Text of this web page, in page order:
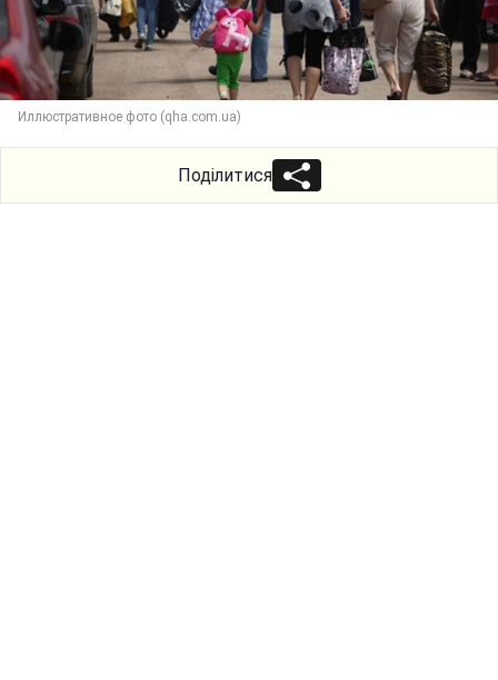
Иллюстративное фото (qha.com.ua)
Поділитися